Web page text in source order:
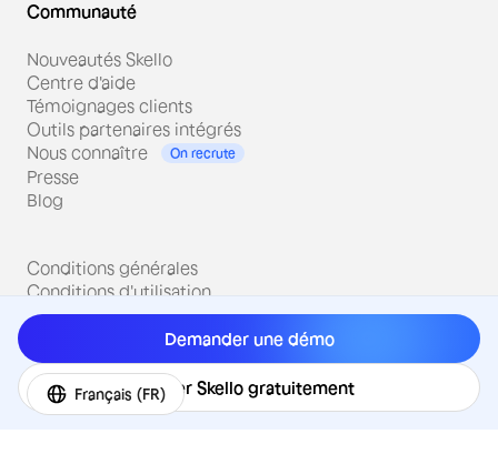
Demander une démo
Tester Skello gratuitement
Communauté
Nouveautés Skello
Centre d'aide
Témoignages clients
Outils partenaires intégrés
Nous connaître
On recrute
Presse
Blog
Conditions générales
Conditions d'utilisation
Politique de confidentialité
Sécurité
Français (FR)